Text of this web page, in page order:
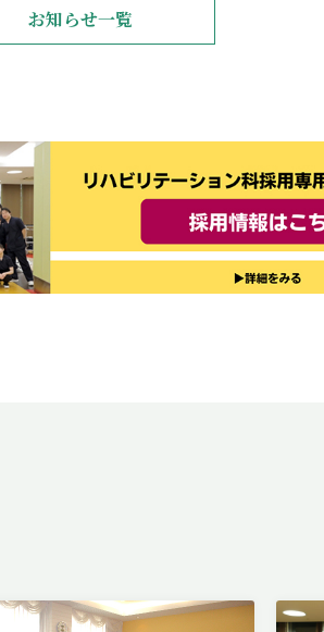
お知らせ一覧